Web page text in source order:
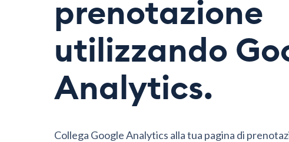
prenotazione
utilizzando
Analytics.
Collega Google Analytics alla tua pagina di